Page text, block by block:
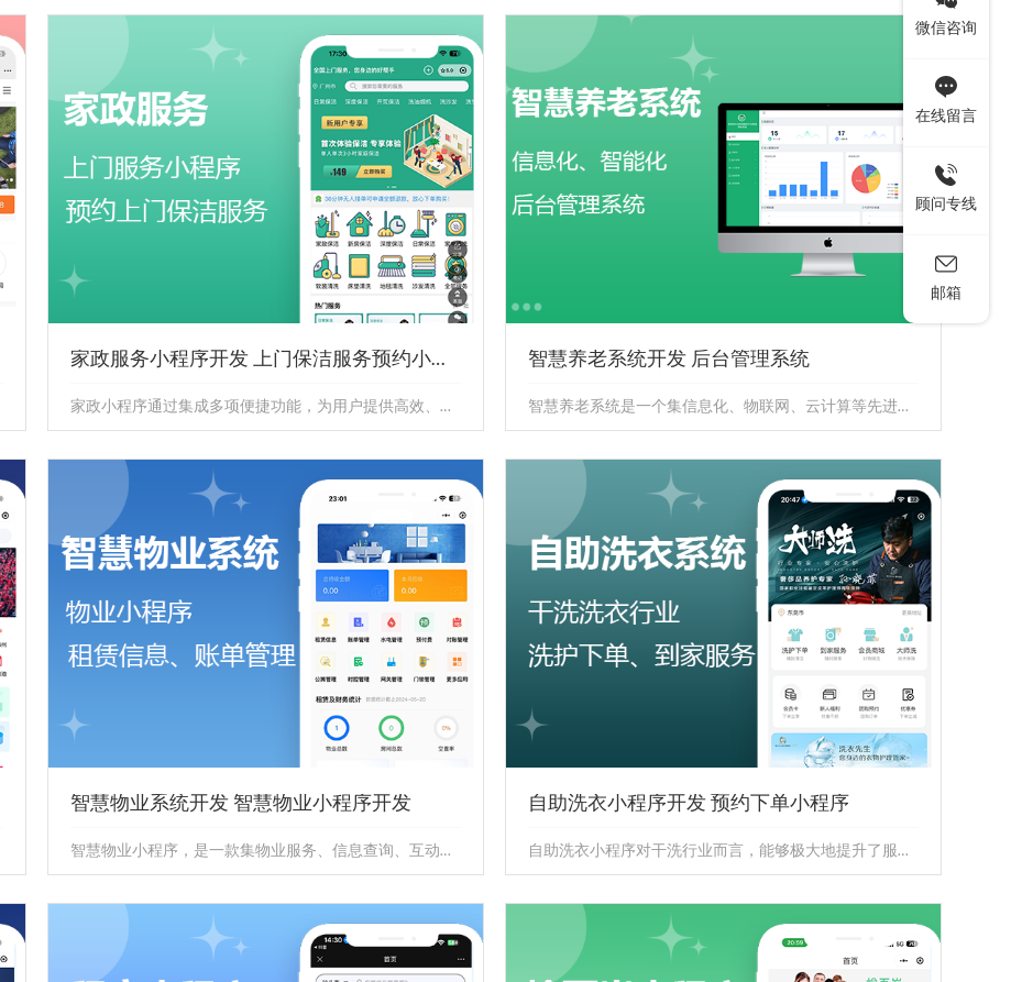
鑫峰数智电池小程序开发涉及利用先进的数字技术和智能
算法，为电池管理提供高效的解决方案。通过开发这样的
程序，用户能够实时监...
亘电小程序开发 共享充电小程序开发
共享充电小程序的开发，针对电动车用户而言，是一项极
具实用性与便捷性的技术创新。它通过智能手机平台，为
用户提供了一个即时、...
家政服务小程序开发 上门保洁服务预约小程序
家政小程序通过集成多项便捷功能，为用户提供高效、个性化的家政服务体验，同时助力家政企业数字化转型，提升服务质量与效率，展...
家政小程序通过集成多项便捷功能，为用户提供高效、个
性化的家政服务体验，同时助力家政企业数字化转型，提
升服务质量与效率，展...
智慧养老系统开发 后台管理系统
智慧养老系统是一个集信息化、物联网、云计算等先进技术于一体的养老解决方案，通过智能化手段实现对老年人的全方位智能化管理，...
智慧养老系统开发 后台管理系统
智慧养老系统是一个集信息化、物联网、云计算等先进技
术于一体的养老解决方案，通过智能化手段实现对老年人
的全方位智能化管理，...
智慧物业系统开发 智慧物业小程序开发
智慧物业小程序，是一款集物业服务、信息查询、互动交流于一体的智能化应用。通过这一小程序，业主可以随时随地享受便捷的物业服...
智慧物业系统开发 智慧物业小程序开发
智慧物业小程序，是一款集物业服务、信息查询、互动交
流于一体的智能化应用。通过这一小程序，业主可以随时
自助洗衣小程序开发 预约下单小程序
自助洗衣小程序对干洗行业而言，能够极大地提升了服务的便捷性和效率，使顾客能够随时随地预约下单洗衣。
自助洗衣小程序开发 预约下单小程序
自助洗衣小程序对干洗行业而言，能够极大地提升了服务
的便捷性和效率，使顾客能够随时随地预约下单洗衣。
微信咨询
在线留言
顾问专线
邮箱